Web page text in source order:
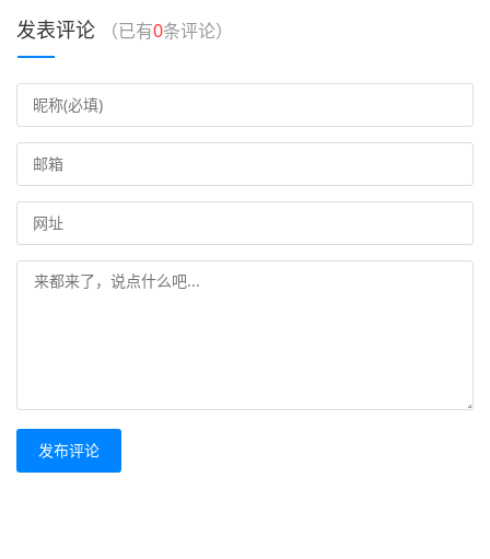
发表评论 （已有0条评论）
发布评论